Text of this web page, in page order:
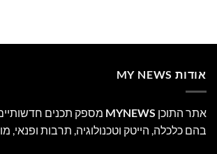
אודות MY NEWS
אתר התוכן MYNEWS מספק תכנים
בהם כלכלה, הייטק וטכנולוגיה, תרבות ופנאי,